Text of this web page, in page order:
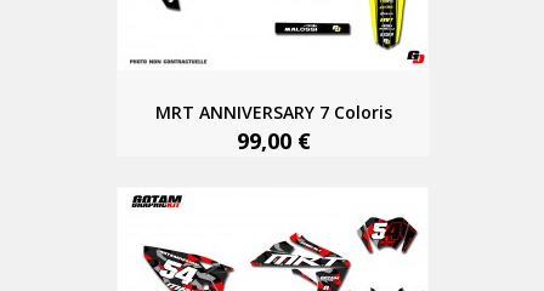
MRT ANNIVERSARY 7 Coloris
99,00 €